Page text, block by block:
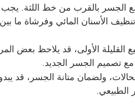
الجسر بالقرب من خط اللثة.
الأسنان المائي وفرشاة ما بين
القليلة الأولى، قد يلاحظ بعض
مع تصميم الجسر الجديد.
ولضمان متانة الجسر، قد
الطبيعي.